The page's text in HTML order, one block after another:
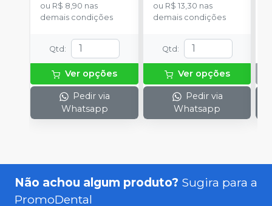
ou R$ 8,90 nas
demais condições
Qtd :
Ver opções
Pedir via
Whatsapp
ou R$ 13,30 nas
demais condições
Qtd :
Ver opções
Pedir via
Whatsapp
Não achou algum produto? Sugira para a
PromoDental